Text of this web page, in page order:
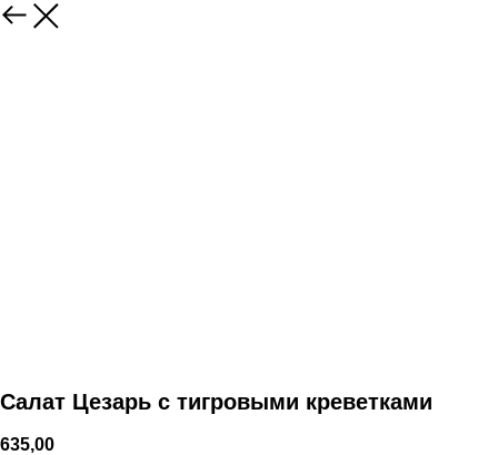
Салат Цезарь с тигровыми креветками
635,00